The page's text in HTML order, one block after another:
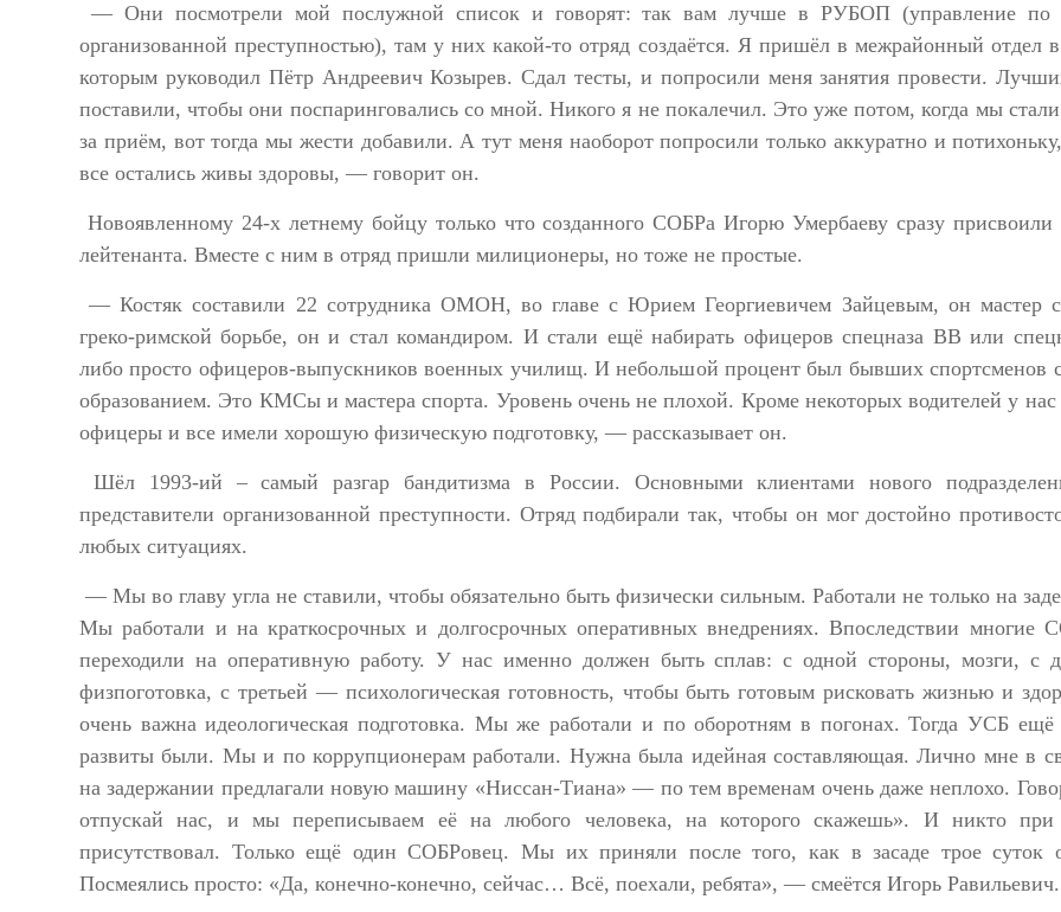
— Они посмотрели мой послужной список и говорят: так вам лучше в РУБОП (управление по
организованной преступностью), там у них какой-то отряд создаётся. Я пришёл в межрайонный отдел
которым руководил Пётр Андреевич Козырев. Сдал тесты, и попросили меня занятия провести.
поставили, чтобы они поспаринговались со мной. Никого я не покалечил. Это уже потом, когда мы стали
за приём, вот тогда мы жести добавили. А тут меня наоборот попросили только аккуратно и
все остались живы здоровы, — говорит он.
Новоявленному 24-х летнему бойцу только что созданного СОБРа Игорю Умербаеву сразу присвоили
лейтенанта. Вместе с ним в отряд пришли милиционеры, но тоже не простые.
— Костяк составили 22 сотрудника ОМОН, во главе с Юрием Георгиевичем Зайцевым, он мастер
греко-римской борьбе, он и стал командиром. И стали ещё набирать офицеров спецназа ВВ или
либо просто офицеров-выпускников военных училищ. И небольшой процент был бывших спортсменов
образованием. Это КМСы и мастера спорта. Уровень очень не плохой. Кроме некоторых водителей у
офицеры и все имели хорошую физическую подготовку, — рассказывает он.
Шёл 1993-ий – самый разгар бандитизма в России. Основными клиентами нового
представители организованной преступности. Отряд подбирали так, чтобы он мог достойно
любых ситуациях.
— Мы во главу угла не ставили, чтобы обязательно быть физически сильным. Работали не только на
Мы работали и на краткосрочных и долгосрочных оперативных внедрениях. Впоследствии многие
переходили на оперативную работу. У нас именно должен быть сплав: с одной стороны, мозги, с
физпоготовка, с третьей — психологическая готовность, чтобы быть готовым рисковать жизнью и
очень важна идеологическая подготовка. Мы же работали и по оборотням в погонах. Тогда УСБ ещё
развиты были. Мы и по коррупционерам работали. Нужна была идейная составляющая. Лично мне в
на задержании предлагали новую машину «Ниссан-Тиана» — по тем временам очень даже неплохо.
отпускай нас, и мы переписываем её на любого человека, на которого скажешь». И никто
присутствовал. Только ещё один СОБРовец. Мы их приняли после того, как в засаде трое суток
Посмеялись просто: «Да, конечно-конечно, сейчас… Всё, поехали, ребята», — смеётся Игорь Равильевич.